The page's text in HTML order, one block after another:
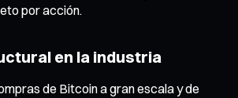
por acción.
en la industria
de Bitcoin a gran escala y de